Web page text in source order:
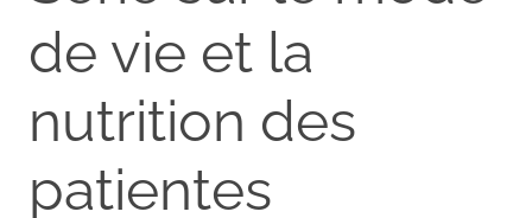
de vie et la
nutrition des
patientes